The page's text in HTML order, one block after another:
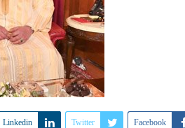
Facebook
Twitter
Linkedin